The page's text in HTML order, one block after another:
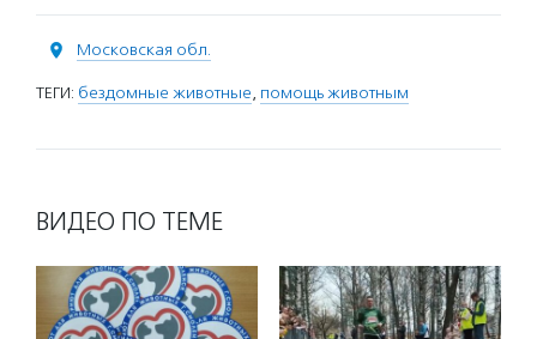
Московская обл.
ТЕГИ: бездомные животные, помощь животным
ВИДЕО ПО ТЕМЕ